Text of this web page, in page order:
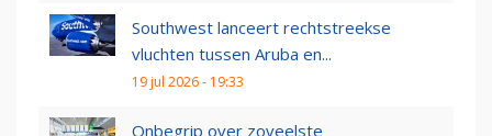
Southwest lanceert rechtstreekse
vluchten tussen Aruba en...
19 jul 2026 - 19:33
Onbegrip over zoveelste